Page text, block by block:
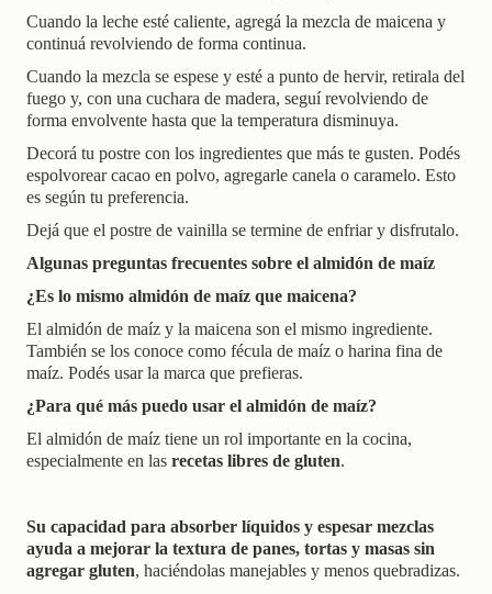
Cuando la leche esté caliente, agregá la mezcla de maicena y
continuá revolviendo de forma continua.
Cuando la mezcla se espese y esté a punto de hervir, retirala del
fuego y, con una cuchara de madera, seguí revolviendo de
forma envolvente hasta que la temperatura disminuya.
Decorá tu postre con los ingredientes que más te gusten. Podés
espolvorear cacao en polvo, agregarle canela o caramelo. Esto
es según tu preferencia.
Dejá que el postre de vainilla se termine de enfriar y disfrutalo.
Algunas preguntas frecuentes sobre el almidón de maíz
¿Es lo mismo almidón de maíz que maicena?
El almidón de maíz y la maicena son el mismo ingrediente.
También se los conoce como fécula de maíz o harina fina de
maíz. Podés usar la marca que prefieras.
¿Para qué más puedo usar el almidón de maíz?
El almidón de maíz tiene un rol importante en la cocina,
especialmente en las recetas libres de gluten.
Su capacidad para absorber líquidos y espesar mezclas
ayuda a mejorar la textura de panes, tortas y masas sin
agregar gluten, haciéndolas manejables y menos quebradizas.